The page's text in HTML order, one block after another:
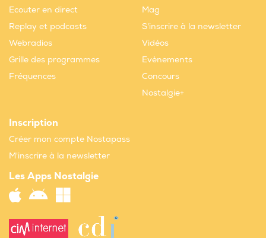
Ecouter en direct
Replay et podcasts
Webradios
Grille des programmes
Fréquences
Mag
S'inscrire à la newsletter
Vidéos
Evènements
Concours
Nostalgie+
Inscription
Créer mon compte Nostapass
M'inscrire à la newsletter
Les Apps Nostalgie